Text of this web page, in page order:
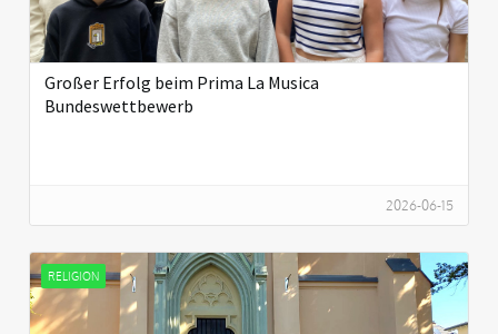
Großer Erfolg beim Prima La Musica
Bundeswettbewerb
2026-06-15
RELIGION